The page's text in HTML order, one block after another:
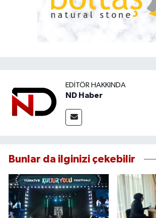
EDITÖR HAKKINDA
ND Haber
Bunlar da ilginizi çekebilir